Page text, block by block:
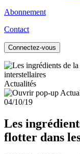
Abonnement
Contact
Connectez-vous
Actualités
04/10/19
Les
flotter dans